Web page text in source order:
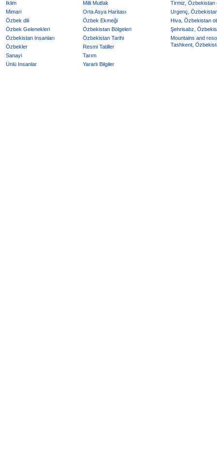
Iklim
Milli Mutfak
Mimari
Orta Asya Haritası
Özbek dili
Özbek Ekmeği
Özbek Gelenekleri
Özbekistan Bölgeleri
Özbekistan Insanları
Özbekistan Tarihi
Özbekler
Resmi Tatiller
Sanayi
Tarım
Ünlü Insanlar
Yararlı Bilgiler
Tirmiz, Özbekistan
Urgenç,
Hiva, Özbekistan
Şehrisabz,
Mountains and
Tashkent,